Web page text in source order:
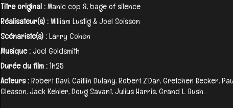
Titre original :Manic cop 3, bage of silence
Réalisateur(s) :William Lustig & Joel Soisson
Scénariste(s) :Larry Cohen
Musique :Joel Goldsmith
Durée du film :1h25
Acteurs :Robert Davi, Caitlin Dulany, Robert Z'Dar, Gretchen Becker,
Gleason, Jack Kehler, Doug Savant, Julius Harris, Grand L. Bush...